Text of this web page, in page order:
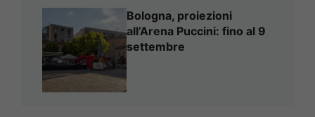
Bologna, proiezioni
all’Arena Puccini: fino al 9
settembre